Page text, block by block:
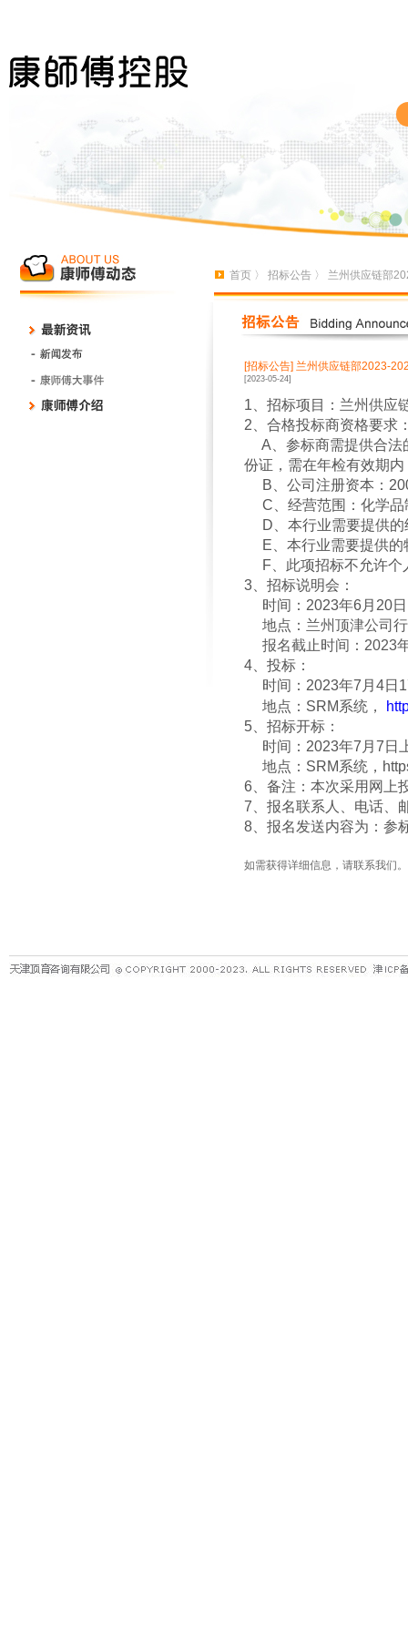
首页 〉 招标公告 〉 兰州供应链部
[招标公告] 兰州供应链部2023-
[2023-05-24]
1 、招标项目： 兰州供应
2 、合格投标商资格要求
A、参标商需提供合法
份证，需在年检有效期
B、公司注册资本：
C、经营范围：化学品
D、本行业需要提供的
E、本行业需要提供
F、此项招标不允许
3 、招标说明会：
时间： 2023年6月20日
地点： 兰州顶津公司
报名截止时间：2023
4 、投标：
时间： 2023年7月4日
地点： SRM系统，
5 、招标开标：
时间： 2023年7月7日
地点： SRM系统，
6 、备注：本次采用网上
7 、报名联系人、电话、
8 、报名发送内容为：
如需获得详细信息，请联系我们。